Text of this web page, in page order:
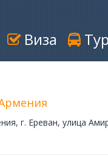
Виза
г. Ереван, улица